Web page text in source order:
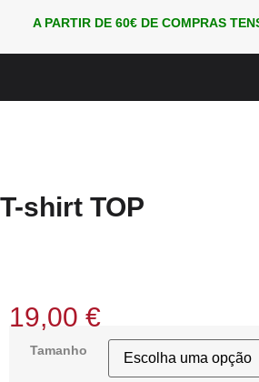
A PARTIR DE 60€ DE COMPRAS
T-shirt TOP
19,00 €
Tamanho